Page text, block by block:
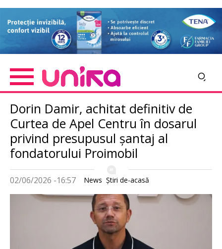
to
content
Dorin Damir, achitat definitiv de
Curtea de Apel Centru în dosarul
privind presupusul șantaj al
fondatorului Proimobil
02/06/2026 -16:57 News Știri de-acasă
Imagine